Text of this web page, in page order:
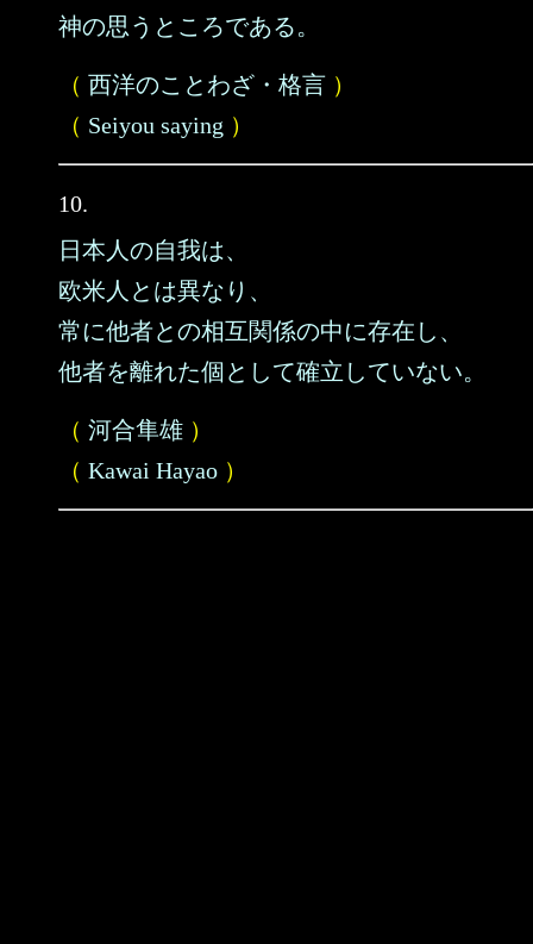
神の思うところである。
（ 西洋のことわざ・格言 ）
（ Seiyou saying ）
10.
日本人の自我は、
欧米人とは異なり、
常に他者との相互関係の中に存在し、
他者を離れた個として確立していない。
（ 河合隼雄 ）
（ Kawai Hayao ）